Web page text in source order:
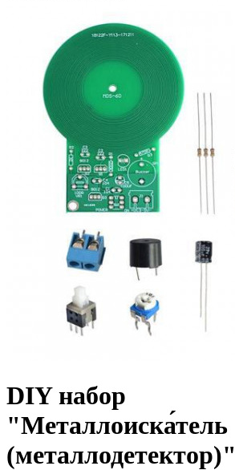
DIY набор
"Металлоиска́тель
(металлодетектор)"